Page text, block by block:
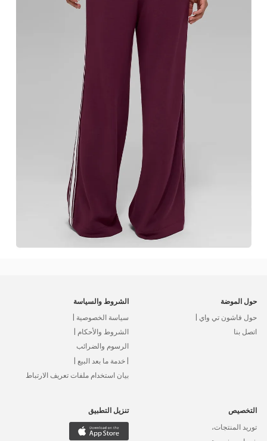
حول الموضة
حول فاشون تي واي |
اتصل بنا
الشروط والسياسة
سياسة الخصوصية |
الشروط والأحكام |
الرسوم والضرائب
| خدمة ما بعد البيع |
بيان استخدام ملفات تعريف الارتباط
التخصيص
توريد المنتجات،
تنزيل التطبيق